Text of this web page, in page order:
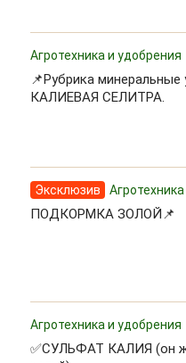
Агротехника и удобрения
📌Рубрика минеральные
КАЛИЕВАЯ СЕЛИТРА.
Эксклюзив
ПОДКОРМКА ЗОЛОЙ📌
Агротехника и удобрения
✅СУЛЬФАТ КАЛИЯ (он